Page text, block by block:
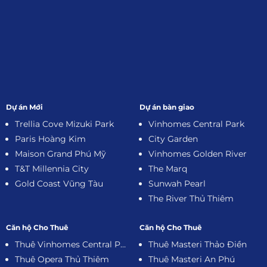
Dự án Mới
Trellia Cove Mizuki Park
Paris Hoàng Kim
Maison Grand Phú Mỹ
T&T Millennia City
Gold Coast Vũng Tàu
Dự án bàn giao
Vinhomes Central Park
City Garden
Vinhomes Golden River
The Marq
Sunwah Pearl
The River Thủ Thiêm
Căn hộ Cho Thuê
Thuê Vinhomes Central Park
Thuê Opera Thủ Thiêm
Căn hộ Cho Thuê
Thuê Masteri Thảo Điền
Thuê Masteri An Phú